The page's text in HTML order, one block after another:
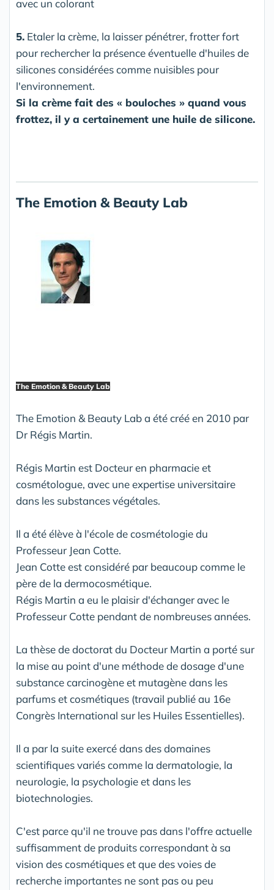
avec un colorant
5. Etaler la crème, la laisser pénétrer, frotter fort
pour rechercher la présence éventuelle d'huiles de
silicones considérées comme nuisibles pour
l'environnement.
Si la crème fait des « bouloches » quand vous
frottez, il y a certainement une huile de silicone.
The Emotion & Beauty Lab
The Emotion & Beauty Lab
The Emotion & Beauty Lab a été créé en 2010 par
Dr Régis Martin.
Régis Martin est Docteur en pharmacie et
cosmétologue, avec une expertise universitaire
dans les substances végétales.
Il a été élève à l'école de cosmétologie du
Professeur Jean Cotte.
Jean Cotte est considéré par beaucoup comme le
père de la dermocosmétique.
Régis Martin a eu le plaisir d'échanger avec le
Professeur Cotte pendant de nombreuses années.
La thèse de doctorat du Docteur Martin a porté sur
la mise au point d'une méthode de dosage d'une
substance carcinogène et mutagène dans les
parfums et cosmétiques (travail publié au 16e
Congrès International sur les Huiles Essentielles).
Il a par la suite exercé dans des domaines
scientifiques variés comme la dermatologie, la
neurologie, la psychologie et dans les
biotechnologies.
C'est parce qu'il ne trouve pas dans l'offre actuelle
suffisamment de produits correspondant à sa
vision des cosmétiques et que des voies de
recherche importantes ne sont pas ou peu